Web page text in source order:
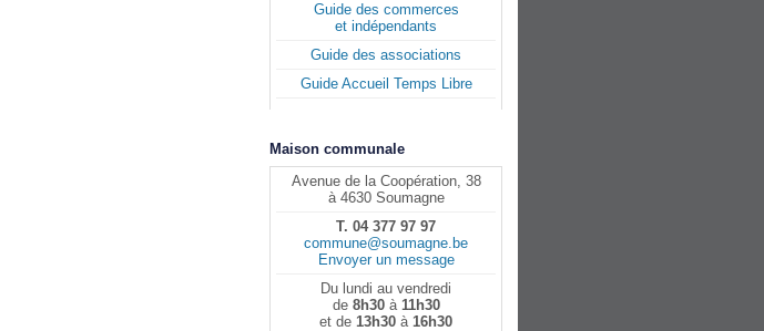
Guide des commerces
et indépendants
Guide des associations
Guide Accueil Temps Libre
Maison communale
Avenue de la Coopération, 38
à 4630 Soumagne
T. 04 377 97 97
commune@soumagne.be
Envoyer un message
Du lundi au vendredi
de 8h30à 11h30
et de 13h30 à 16h30